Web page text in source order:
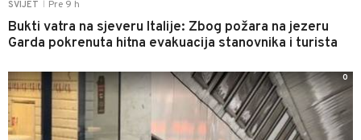
SVIJET Pre 9 h
Bukti vatra na sjeveru Italije: Zbog požara na jezeru
Garda pokrenuta hitna evakuacija stanovnika i turista
0